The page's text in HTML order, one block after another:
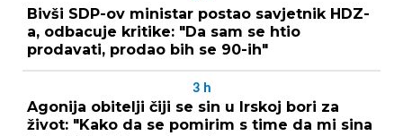
Bivši SDP-ov ministar postao savjetnik HDZ-
a, odbacuje kritike: "Da sam se htio
prodavati, prodao bih se 90-ih"
3 h
Agonija obitelji čiji se sin u Irskoj bori za
život: "Kako da se pomirim s time da mi sina